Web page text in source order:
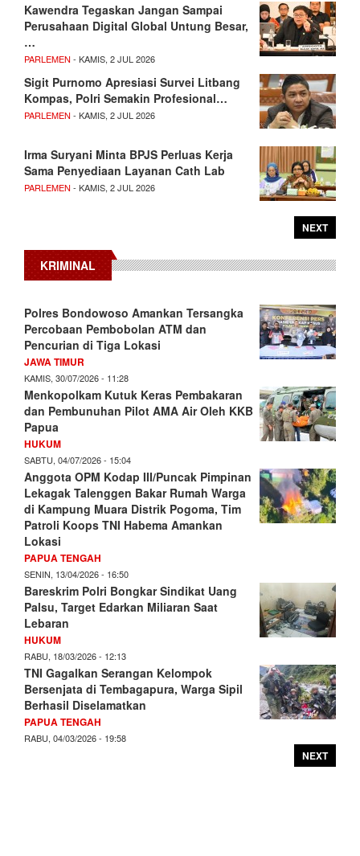
Kawendra Tegaskan Jangan Sampai
Perusahaan Digital Global Untung Besar,
…
PARLEMEN - KAMIS, 2 JUL 2026
Sigit Purnomo Apresiasi Survei Litbang
Kompas, Polri Semakin Profesional…
PARLEMEN - KAMIS, 2 JUL 2026
Irma Suryani Minta BPJS Perluas Kerja
Sama Penyediaan Layanan Cath Lab
PARLEMEN - KAMIS, 2 JUL 2026
NEXT
KRIMINAL
Polres Bondowoso Amankan Tersangka
Percobaan Pembobolan ATM dan
Pencurian di Tiga Lokasi
JAWA TIMUR
KAMIS, 30/07/2026 - 11:28
Menkopolkam Kutuk Keras Pembakaran
dan Pembunuhan Pilot AMA Air Oleh KKB
Papua
HUKUM
SABTU, 04/07/2026 - 15:04
Anggota OPM Kodap III/Puncak Pimpinan
Lekagak Talenggen Bakar Rumah Warga
di Kampung Muara Distrik Pogoma, Tim
Patroli Koops TNI Habema Amankan
Lokasi
PAPUA TENGAH
SENIN, 13/04/2026 - 16:50
Bareskrim Polri Bongkar Sindikat Uang
Palsu, Target Edarkan Miliaran Saat
Lebaran
HUKUM
RABU, 18/03/2026 - 12:13
TNI Gagalkan Serangan Kelompok
Bersenjata di Tembagapura, Warga Sipil
Berhasil Diselamatkan
PAPUA TENGAH
RABU, 04/03/2026 - 19:58
NEXT